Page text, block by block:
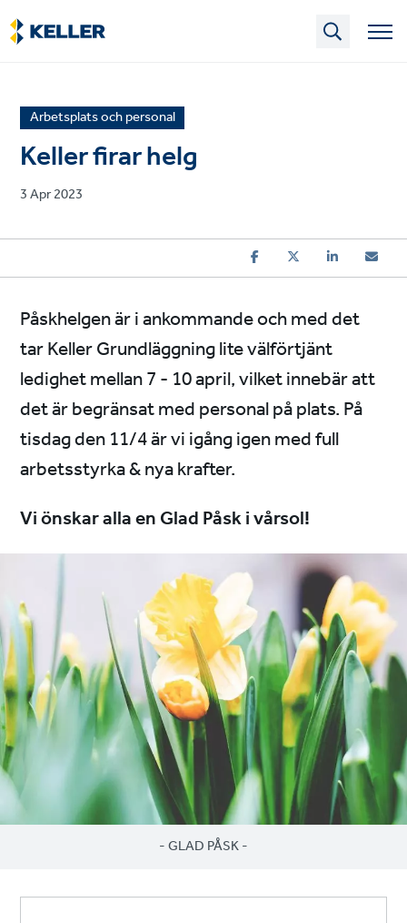
Skip
to
main
News
article
category
Arbetsplats och personal
Keller firar helg
Published
3 Apr 2023
Påskhelgen är i ankommande och med det
tar Keller Grundläggning lite välförtjänt
ledighet mellan 7 - 10 april, vilket innebär att
det är begränsat med personal på plats. På
tisdag den 11/4 är vi igång igen med full
arbetsstyrka & nya krafter.
Vi önskar alla en Glad Påsk i vårsol!
- GLAD PÅSK -